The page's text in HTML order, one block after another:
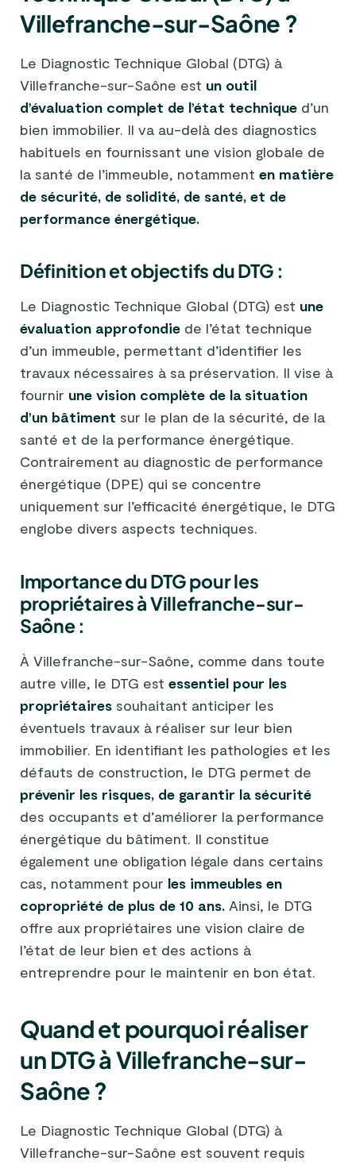
Villefranche-sur-Saône ?
Le Diagnostic Technique Global (DTG) à
Villefranche-sur-Saône est un outil
d’évaluation complet de l’état technique d’un
bien immobilier. Il va au-delà des diagnostics
habituels en fournissant une vision globale de
la santé de l’immeuble, notamment en matière
de sécurité, de solidité, de santé, et de
performance énergétique.
Définition et objectifs du DTG :
Le Diagnostic Technique Global (DTG) est une
évaluation approfondie de l’état technique
d’un immeuble, permettant d’identifier les
travaux nécessaires à sa préservation. Il vise à
fournir une vision complète de la situation
d’un bâtiment sur le plan de la sécurité, de la
santé et de la performance énergétique.
Contrairement au diagnostic de performance
énergétique (DPE) qui se concentre
uniquement sur l’efficacité énergétique, le DTG
englobe divers aspects techniques.
Importance du DTG pour les
propriétaires à Villefranche-sur-
Saône :
À Villefranche-sur-Saône, comme dans toute
autre ville, le DTG est essentiel pour les
propriétaires souhaitant anticiper les
éventuels travaux à réaliser sur leur bien
immobilier. En identifiant les pathologies et les
défauts de construction, le DTG permet de
prévenir les risques, de garantir la sécurité
des occupants et d’améliorer la performance
énergétique du bâtiment. Il constitue
également une obligation légale dans certains
cas, notamment pour les immeubles en
copropriété de plus de 10 ans. Ainsi, le DTG
offre aux propriétaires une vision claire de
l’état de leur bien et des actions à
entreprendre pour le maintenir en bon état.
Quand et pourquoi réaliser
un DTG à Villefranche-sur-
Saône ?
Le Diagnostic Technique Global (DTG) à
Villefranche-sur-Saône est souvent requis